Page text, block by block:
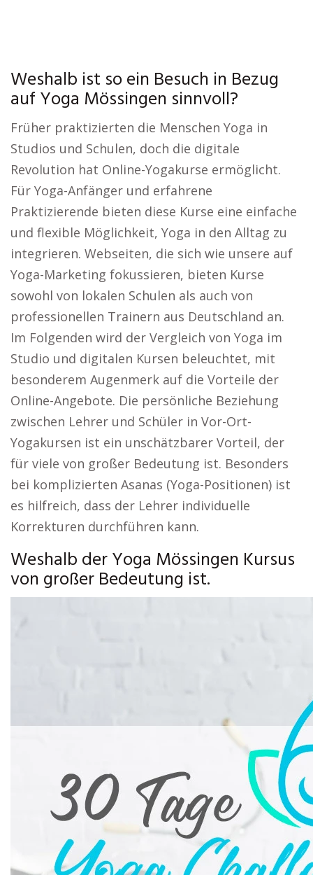
Weshalb ist so ein Besuch in Bezug
auf Yoga Mössingen sinnvoll?
Früher praktizierten die Menschen Yoga in
Studios und Schulen, doch die digitale
Revolution hat Online-Yogakurse ermöglicht.
Für Yoga-Anfänger und erfahrene
Praktizierende bieten diese Kurse eine einfache
und flexible Möglichkeit, Yoga in den Alltag zu
integrieren. Webseiten, die sich wie unsere auf
Yoga-Marketing fokussieren, bieten Kurse
sowohl von lokalen Schulen als auch von
professionellen Trainern aus Deutschland an.
Im Folgenden wird der Vergleich von Yoga im
Studio und digitalen Kursen beleuchtet, mit
besonderem Augenmerk auf die Vorteile der
Online-Angebote. Die persönliche Beziehung
zwischen Lehrer und Schüler in Vor-Ort-
Yogakursen ist ein unschätzbarer Vorteil, der
für viele von großer Bedeutung ist. Besonders
bei komplizierten Asanas (Yoga-Positionen) ist
es hilfreich, dass der Lehrer individuelle
Korrekturen durchführen kann.
Weshalb der Yoga Mössingen Kursus
von großer Bedeutung ist.